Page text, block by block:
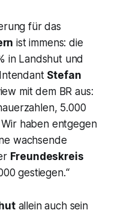
für das
ist immens: die
in Landshut und
Stefan
mit dem BR aus:
5.000
haben entgegen
wachsende
Freundeskreis
gestiegen.“
allein auch sein